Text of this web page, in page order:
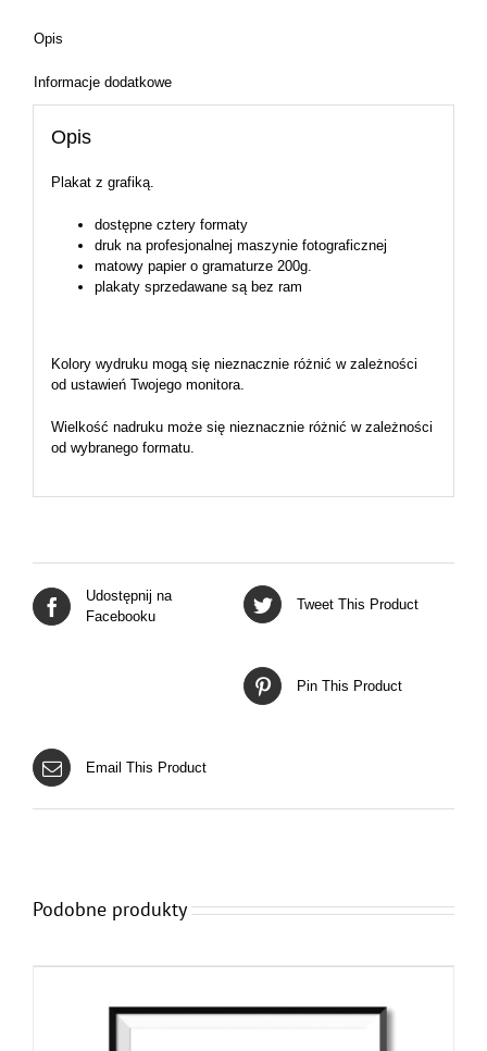
Opis
Informacje dodatkowe
Opis
Plakat z grafiką.
dostępne cztery formaty
druk na profesjonalnej maszynie fotograficznej
matowy papier o gramaturze 200g.
plakaty sprzedawane są bez ram
Kolory wydruku mogą się nieznacznie różnić w zależności
od ustawień Twojego monitora.
Wielkość nadruku może się nieznacznie różnić w zależności
od wybranego formatu.
Udostępnij na
Facebooku
Tweet This Product
Pin This Product
Email This Product
Podobne produkty